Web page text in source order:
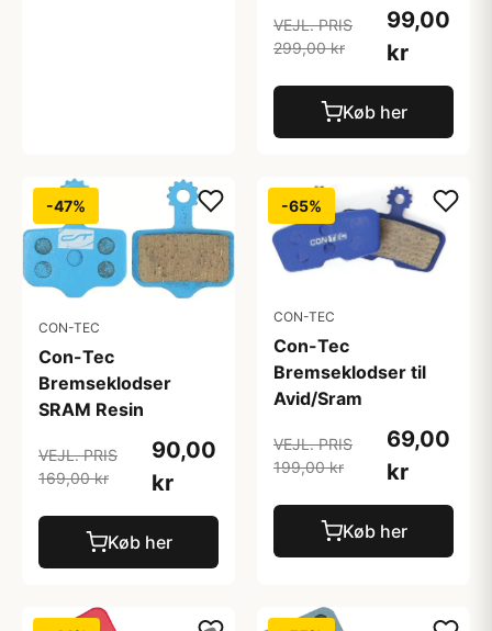
VEJL. PRIS
299,00 kr
99,00
kr
Køb her
-47%
CON-TEC
Con-Tec
Bremseklodser
SRAM Resin
VEJL. PRIS
169,00 kr
90,00
kr
Køb her
-65%
CON-TEC
Con-Tec
Bremseklodser til
Avid/Sram
VEJL. PRIS
199,00 kr
69,00
kr
Køb her